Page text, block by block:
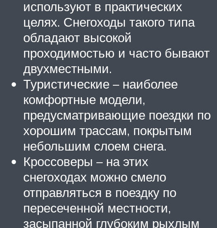
используют в практических
целях. Снегоходы такого типа
обладают высокой
проходимостью и часто бывают
двухместными.
Туристические – наиболее
комфортные модели,
предусматривающие поездки по
хорошим трассам, покрытым
небольшим слоем снега.
Кроссоверы – на этих
снегоходах можно смело
отправляться в поездку по
пересеченной местности,
засыпанной глубоким рыхлым